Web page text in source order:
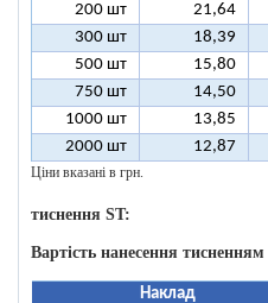
200 шт
21,64
300 шт
18,39
500 шт
15,80
750 шт
14,50
1000 шт
13,85
2000 шт
12,87
Ціни вказані в грн.
тиснення ST:
Вартість нанесення тисненням
Наклад